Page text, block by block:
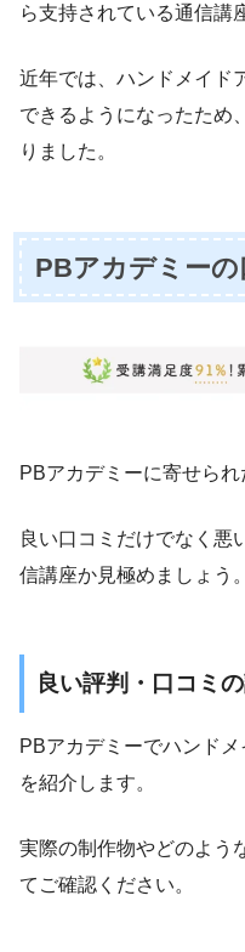
ら支持されている通信講
近年では、ハンドメイド
できるようになったため、
りました。
PBアカデミー
PBアカデミーに寄せられ
良い口コミだけでなく悪
信講座か見極めましょう。
良い評判・口コミ
PBアカデミーでハンド
を紹介します。
実際の制作物やどのよう
てご確認ください。